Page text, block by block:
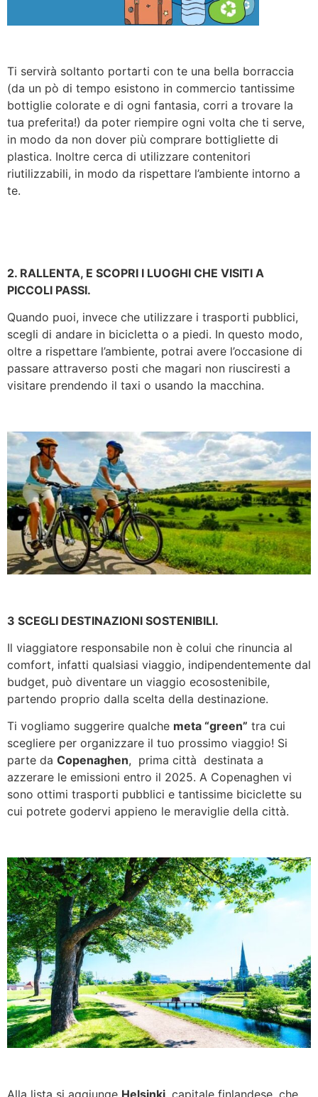
Ti servirà soltanto portarti con te una bella borraccia
(da un pò di tempo esistono in commercio tantissime
bottiglie colorate e di ogni fantasia, corri a trovare la
tua preferita!) da poter riempire ogni volta che ti serve,
in modo da non dover più comprare bottigliette di
plastica. Inoltre cerca di utilizzare contenitori
riutilizzabili, in modo da rispettare l’ambiente intorno a
te.
2. RALLENTA, E SCOPRI I LUOGHI CHE VISITI A
PICCOLI PASSI.
Quando puoi, invece che utilizzare i trasporti pubblici,
scegli di andare in bicicletta o a piedi. In questo modo,
oltre a rispettare l’ambiente, potrai avere l’occasione di
passare attraverso posti che magari non riusciresti a
visitare prendendo il taxi o usando la macchina.
3 SCEGLI DESTINAZIONI SOSTENIBILI.
Il viaggiatore responsabile non è colui che rinuncia al
comfort, infatti qualsiasi viaggio, indipendentemente dal
budget, può diventare un viaggio ecosostenibile,
partendo proprio dalla scelta della destinazione.
Ti vogliamo suggerire qualche meta “green” tra cui
scegliere per organizzare il tuo prossimo viaggio! Si
parte da Copenaghen, prima città destinata a
azzerare le emissioni entro il 2025. A Copenaghen vi
sono ottimi trasporti pubblici e tantissime biciclette su
cui potrete godervi appieno le meraviglie della città.